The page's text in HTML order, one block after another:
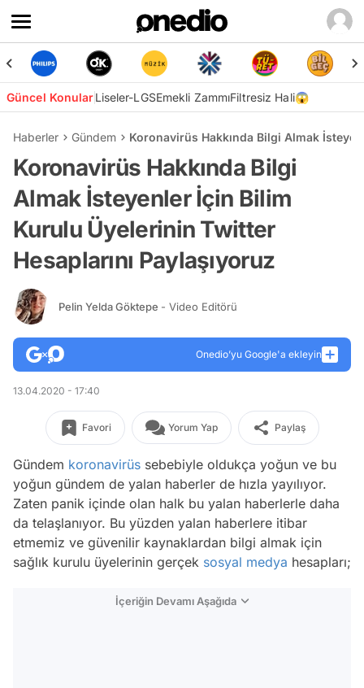
Güncel KonularLiseler-LGSEmekli ZammıFiltresiz Hali😱
Haberler Gündem Koronavirüs Hakkında Bilgi Almak
Koronavirüs Hakkında Bilgi
Almak İsteyenler İçin Bilim
Kurulu Üyelerinin Twitter
Hesaplarını Paylaşıyoruz
Pelin Yelda Göktepe - Video Editörü
Onedio’yu Google'a ekleyin
13.04.2020 - 17:40
Favori Yorum Yap Paylaş
Gündem koronavirüs sebebiyle oldukça yoğun ve bu
yoğun gündem de yalan haberler de hızla yayılıyor.
Zaten panik içinde olan halk bu yalan haberlerle daha
da telaşlanıyor. Bu yüzden yalan haberlere itibar
etmemiz ve güvenilir kaynaklardan bilgi almak için
sağlık kurulu üyelerinin gerçek sosyal medya hesapları;
İçeriğin Devamı Aşağıda